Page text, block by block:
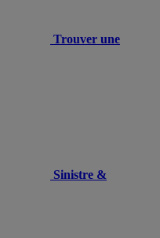
Trouver une
Sinistre &